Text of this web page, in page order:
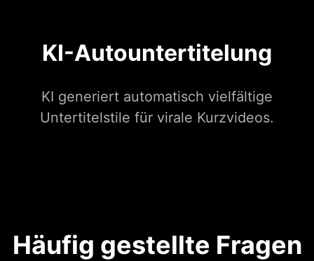
KI-Autountertitelung
KI generiert automatisch vielfältige
Untertitelstile für virale Kurzvideos.
Häufig gestellte Fragen